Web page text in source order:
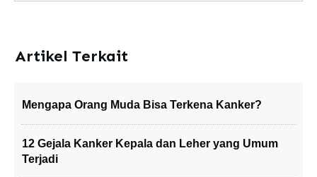
Artikel Terkait
Mengapa Orang Muda Bisa Terkena Kanker?
12 Gejala Kanker Kepala dan Leher yang Umum
Terjadi